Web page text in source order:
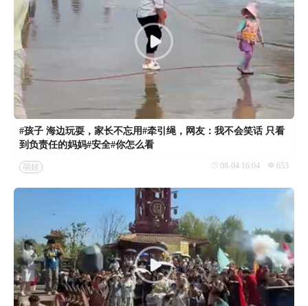
#孩子 海边玩耍，家长不忘用#牵引绳，网友：我不会笑话 只看
到负责任的妈妈#安全#你怎么看
萌娃 08-04 16:04 653